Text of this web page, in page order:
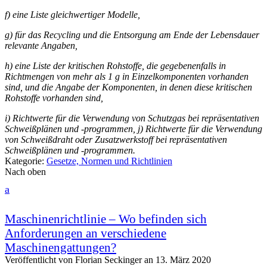
f) eine Liste gleichwertiger Modelle,
g) für das Recycling und die Entsorgung am Ende der Lebensdauer
relevante Angaben,
h) eine Liste der kritischen Rohstoffe, die gegebenenfalls in
Richtmengen von mehr als 1 g in Einzelkomponenten vorhanden
sind, und die Angabe der Komponenten, in denen diese kritischen
Rohstoffe vorhanden sind,
i) Richtwerte für die Verwendung von Schutzgas bei repräsentativen
Schweißplänen und -programmen, j) Richtwerte für die Verwendung
von Schweißdraht oder Zusatzwerkstoff bei repräsentativen
Schweißplänen und -programmen.
Kategorie: Gesetze, Normen und Richtlinien
Nach oben
a
Maschinenrichtlinie – Wo befinden sich
Anforderungen an verschiedene
Maschinengattungen?
Veröffentlicht von Florian Seckingeran 13. März 2020